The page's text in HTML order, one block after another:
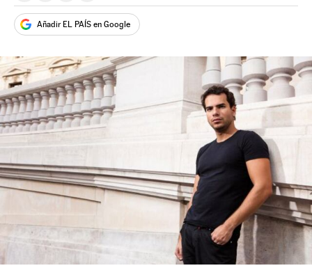
Añadir EL PAÍS en Google